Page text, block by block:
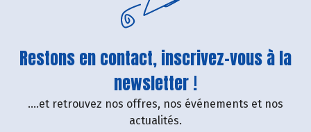
Restons en contact, inscrivez-vous à la
newsletter !
....et retrouvez nos offres, nos événements et nos
actualités.